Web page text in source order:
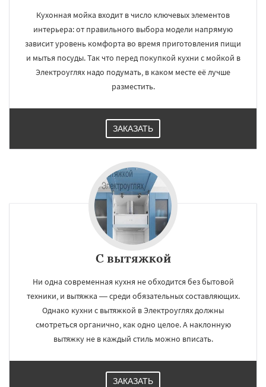
Кухонная мойка входит в число ключевых элементов
интерьера: от правильного выбора модели напрямую
зависит уровень комфорта во время приготовления пищи
и мытья посуды. Так что перед покупкой кухни с мойкой в
Электроуглях надо подумать, в каком месте её лучше
разместить.
ЗАКАЗАТЬ
С вытяжкой
Ни одна современная кухня не обходится без бытовой
техники, и вытяжка — среди обязательных составляющих.
Однако кухни с вытяжкой в Электроуглях должны
смотреться органично, как одно целое. А наклонную
вытяжку не в каждый стиль можно вписать.
ЗАКАЗАТЬ